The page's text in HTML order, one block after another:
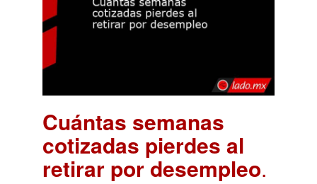
Cuántas semanas
cotizadas pierdes al
retirar por desempleo.